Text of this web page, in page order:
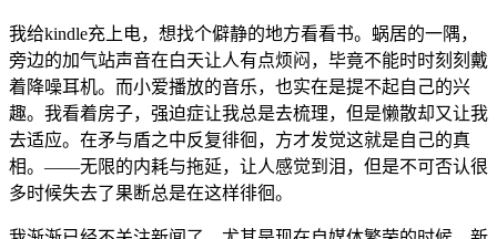
我给kindle充上电，想找个僻静的地方看看书。蜗居的一隅，
旁边的加气站声音在白天让人有点烦闷，毕竟不能时时刻刻戴
着降噪耳机。而小爱播放的音乐，也实在是提不起自己的兴
趣。我看着房子，强迫症让我总是去梳理，但是懒散却又让我
去适应。在矛与盾之中反复徘徊，方才发觉这就是自己的真
相。——无限的内耗与拖延，让人感觉到泪，但是不可否认很
多时候失去了果断总是在这样徘徊。